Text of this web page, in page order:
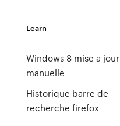
Learn
Windows 8 mise a jour
manuelle
Historique barre de
recherche firefox